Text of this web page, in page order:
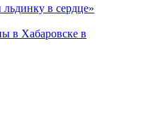
льдинку в сердце»
в Хабаровске в